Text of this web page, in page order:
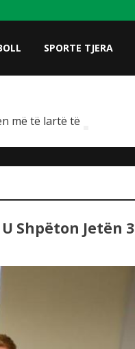
SPORTE TJERA
më të lartë të Italisë
Shpëton Jetën 3